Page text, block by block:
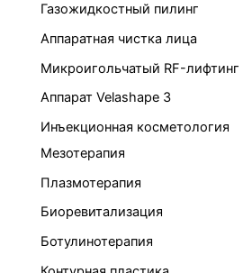
Газожидкостный пилинг
Аппаратная чистка лица
Микроигольчатый RF-лифтинг
Аппарат Velashape 3
Инъекционная косметология
Мезотерапия
Плазмотерапия
Биоревитализация
Ботулинотерапия